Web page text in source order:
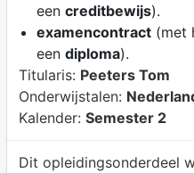
een creditbewijs).
examencontract(met
een diploma).
Titularis: Peeters Tom
Onderwijstalen:
Kalender: Semester 2
Dit opleidingsonderdeel